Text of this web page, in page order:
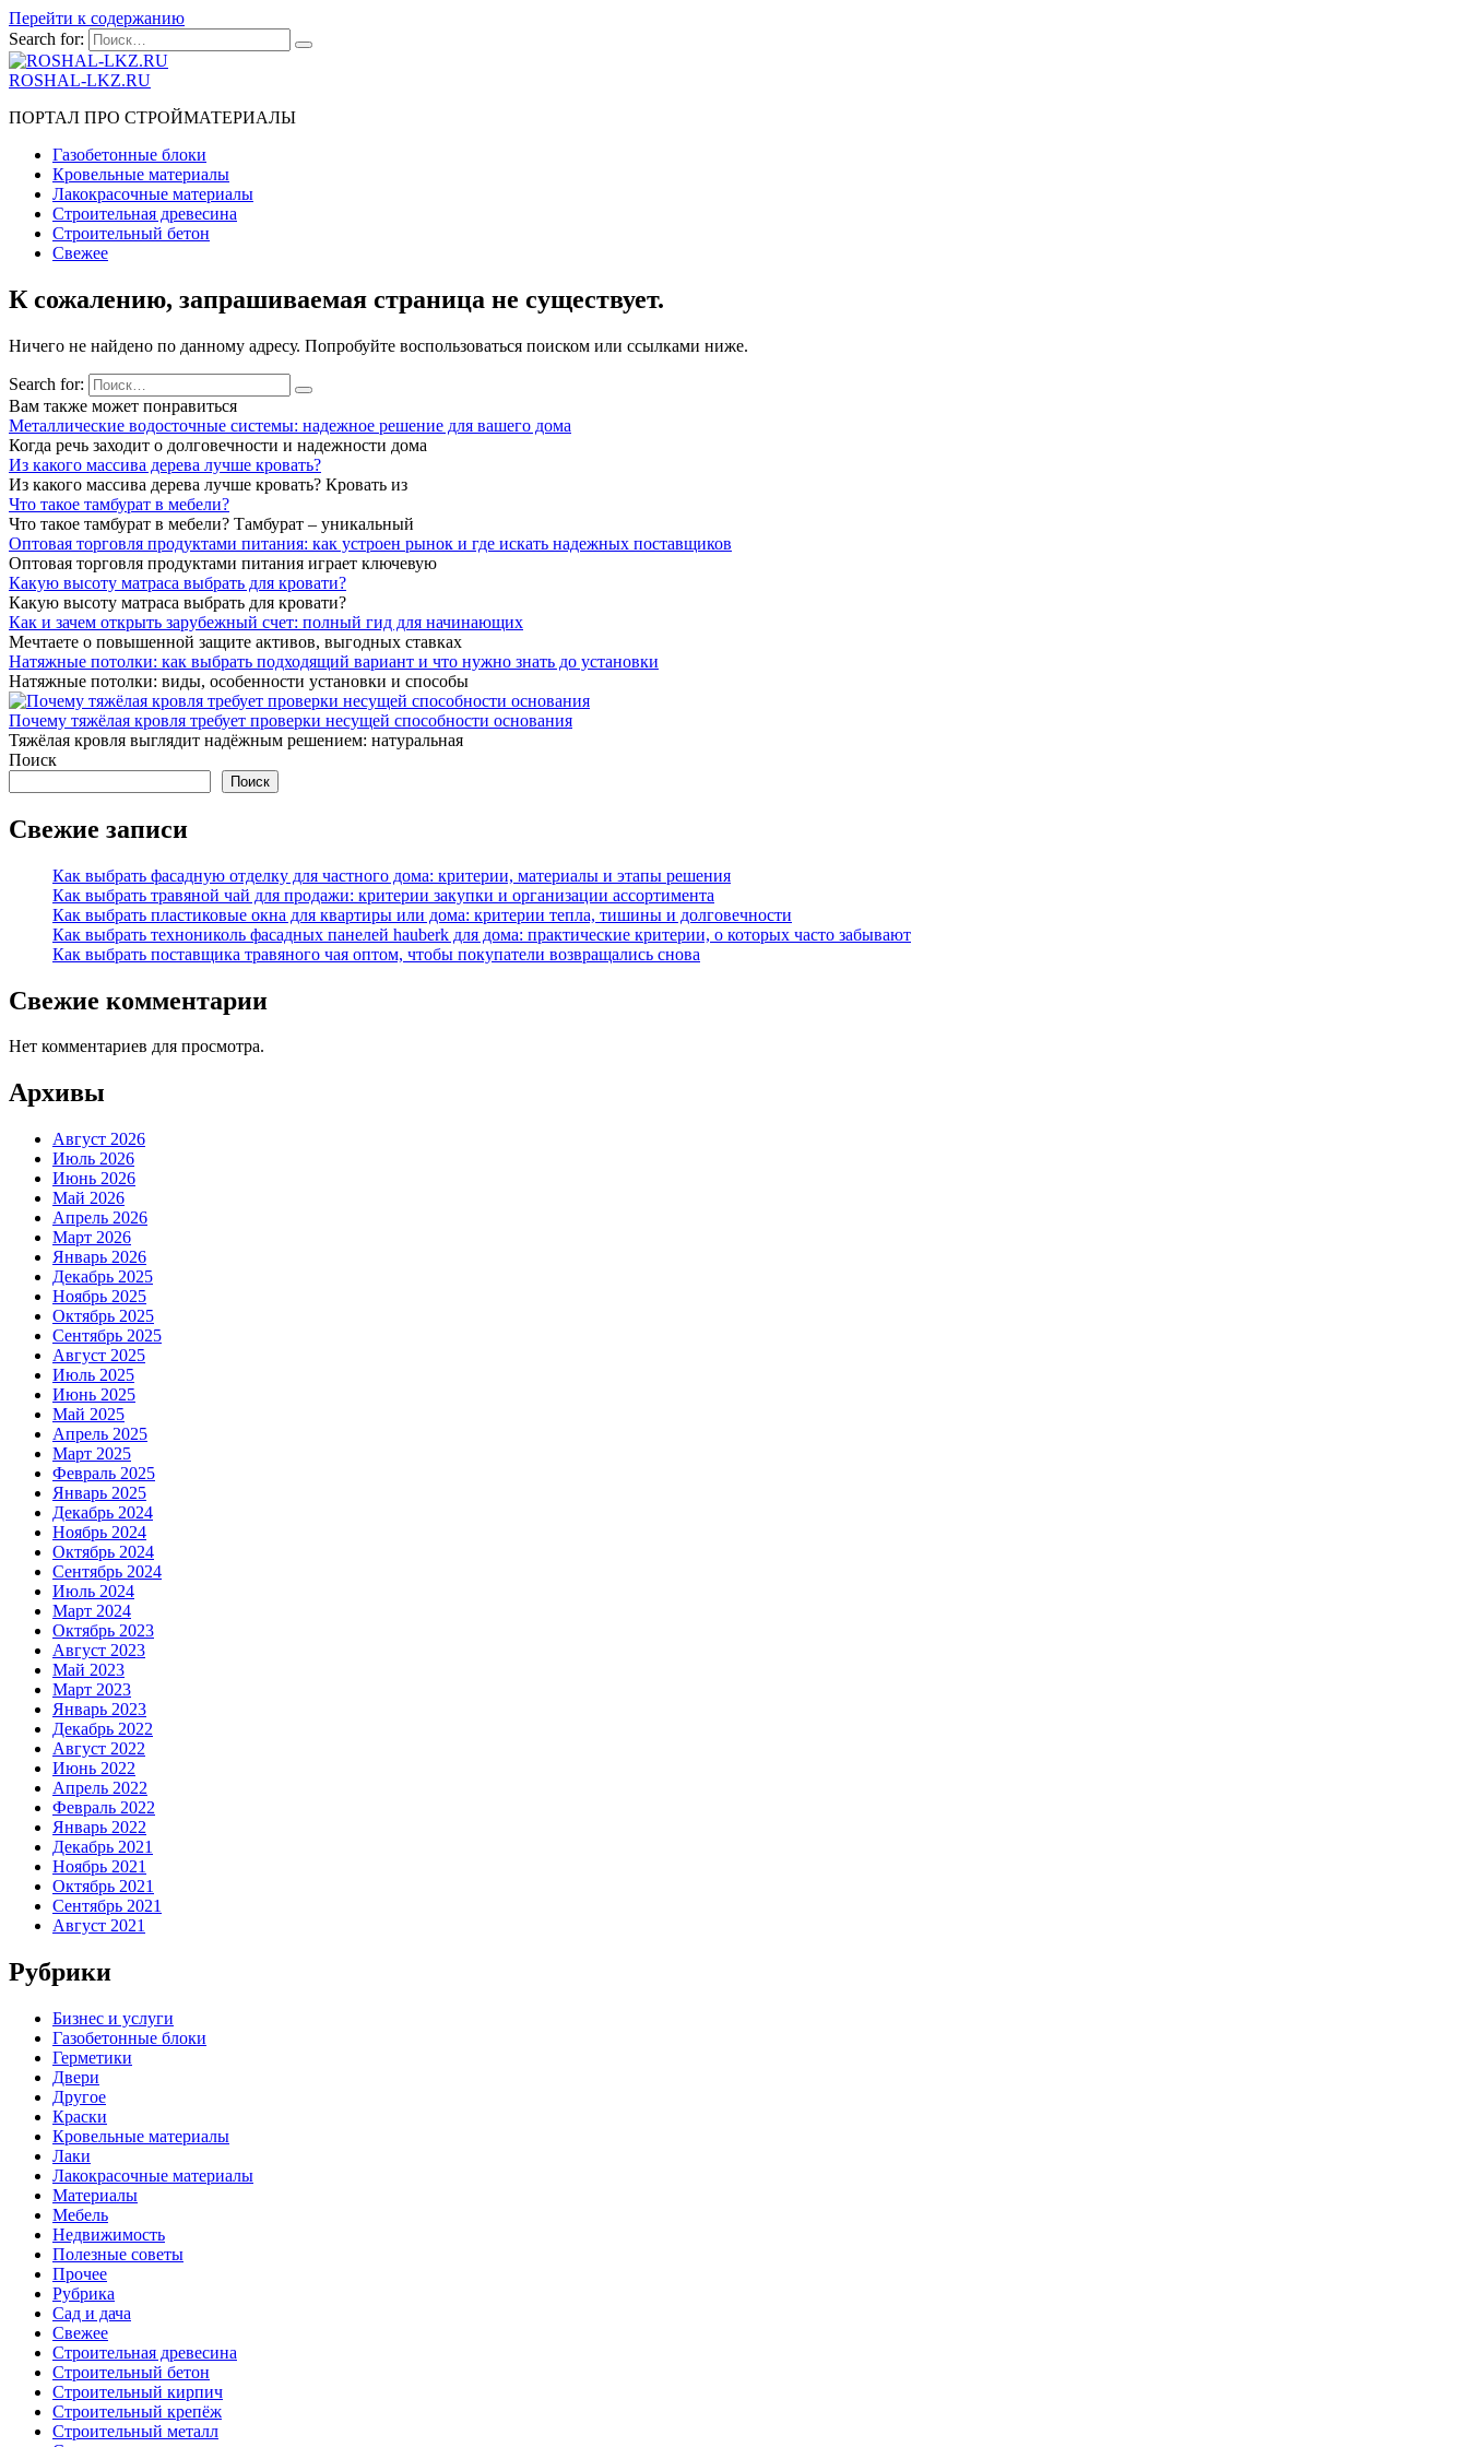
Перейти к содержанию
Search for:
ROSHAL-LKZ.RU
ПОРТАЛ ПРО СТРОЙМАТЕРИАЛЫ
Газобетонные блоки
Кровельные материалы
Лакокрасочные материалы
Строительная древесина
Строительный бетон
Свежее
К сожалению, запрашиваемая страница не существует.
Ничего не найдено по данному адресу. Попробуйте воспользоваться поиском или ссылками ниже.
Search for:
Вам также может понравиться
Металлические водосточные системы: надежное решение для вашего дома
Когда речь заходит о долговечности и надежности дома
Из какого массива дерева лучше кровать?
Из какого массива дерева лучше кровать? Кровать из
Что такое тамбурат в мебели?
Что такое тамбурат в мебели? Тамбурат – уникальный
Оптовая торговля продуктами питания: как устроен рынок и где искать надежных поставщиков
Оптовая торговля продуктами питания играет ключевую
Какую высоту матраса выбрать для кровати?
Какую высоту матраса выбрать для кровати?
Как и зачем открыть зарубежный счет: полный гид для начинающих
Мечтаете о повышенной защите активов, выгодных ставках
Натяжные потолки: как выбрать подходящий вариант и что нужно знать до установки
Натяжные потолки: виды, особенности установки и способы
Почему тяжёлая кровля требует проверки несущей способности основания
Тяжёлая кровля выглядит надёжным решением: натуральная
Поиск
Поиск
Свежие записи
Как выбрать фасадную отделку для частного дома: критерии, материалы и этапы решения
Как выбрать травяной чай для продажи: критерии закупки и организации ассортимента
Как выбрать пластиковые окна для квартиры или дома: критерии тепла, тишины и долговечности
Как выбрать технониколь фасадных панелей hauberk для дома: практические критерии, о которых часто забывают
Как выбрать поставщика травяного чая оптом, чтобы покупатели возвращались снова
Свежие комментарии
Нет комментариев для просмотра.
Архивы
Август 2026
Июль 2026
Июнь 2026
Май 2026
Апрель 2026
Март 2026
Январь 2026
Декабрь 2025
Ноябрь 2025
Октябрь 2025
Сентябрь 2025
Август 2025
Июль 2025
Июнь 2025
Май 2025
Апрель 2025
Март 2025
Февраль 2025
Январь 2025
Декабрь 2024
Ноябрь 2024
Октябрь 2024
Сентябрь 2024
Июль 2024
Март 2024
Октябрь 2023
Август 2023
Май 2023
Март 2023
Январь 2023
Декабрь 2022
Август 2022
Июнь 2022
Апрель 2022
Февраль 2022
Январь 2022
Декабрь 2021
Ноябрь 2021
Октябрь 2021
Сентябрь 2021
Август 2021
Рубрики
Бизнес и услуги
Газобетонные блоки
Герметики
Двери
Другое
Краски
Кровельные материалы
Лаки
Лакокрасочные материалы
Материалы
Мебель
Недвижимость
Полезные советы
Прочее
Рубрика
Сад и дача
Свежее
Строительная древесина
Строительный бетон
Строительный кирпич
Строительный крепёж
Строительный металл